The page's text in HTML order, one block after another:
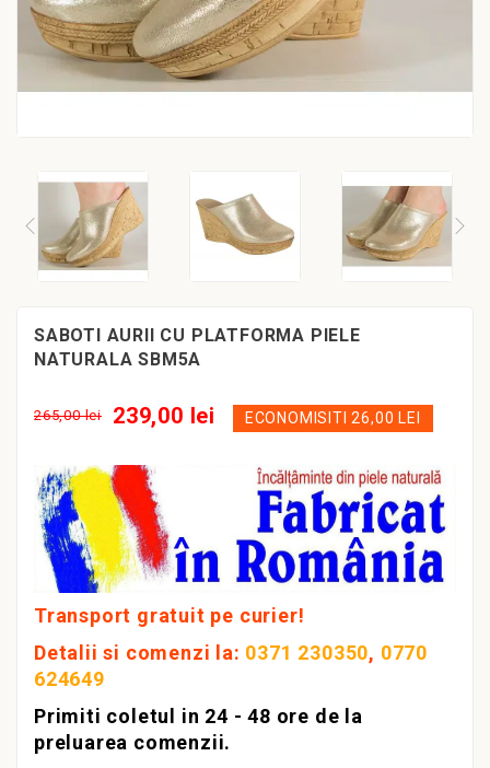
SABOTI AURII CU PLATFORMA PIELE
NATURALA SBM5A
265,00 lei 239,00 lei ECONOMISITI 26,00 LEI
Transport gratuit pe curier!
Detalii si comenzi la: 0371 230350, 0770
624649
Primiti coletul in 24 - 48 ore de la
preluarea comenzii.